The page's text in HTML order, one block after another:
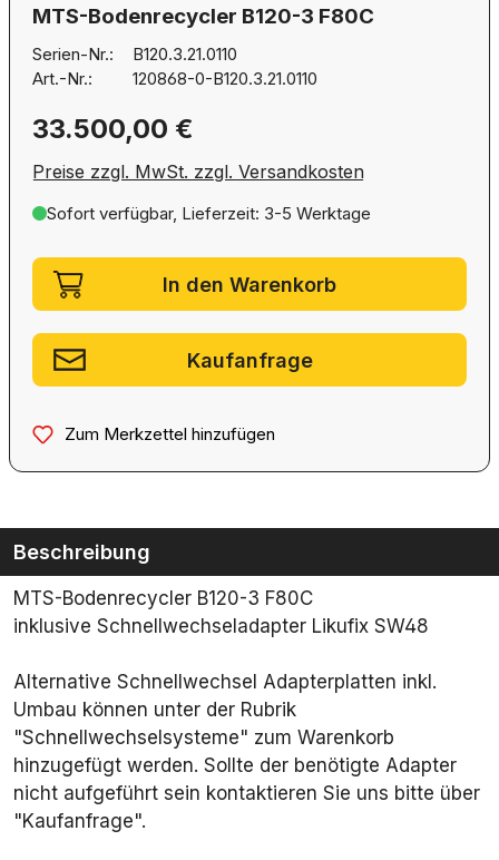
MTS-Bodenrecycler B120-3 F80C
Serien-Nr.:
B120.3.21.0110
Art.-Nr.:
120868-0-B120.3.21.0110
Regulärer Preis:
33.500,00 €
Preise zzgl. MwSt. zzgl. Versandkosten
Sofort verfügbar, Lieferzeit: 3-5 Werktage
Artikel Anzahl: Gib den gewünschten
In den Warenkorb
Kaufanfrage
Zum Merkzettel hinzufügen
Beschreibung
MTS-Bodenrecycler B120-3 F80C
inklusive Schnellwechseladapter Likufix SW48
Alternative Schnellwechsel Adapterplatten inkl.
Umbau können unter der Rubrik
"Schnellwechselsysteme" zum Warenkorb
hinzugefügt werden. Sollte der benötigte Adapter
nicht aufgeführt sein kontaktieren Sie uns bitte über
"Kaufanfrage".